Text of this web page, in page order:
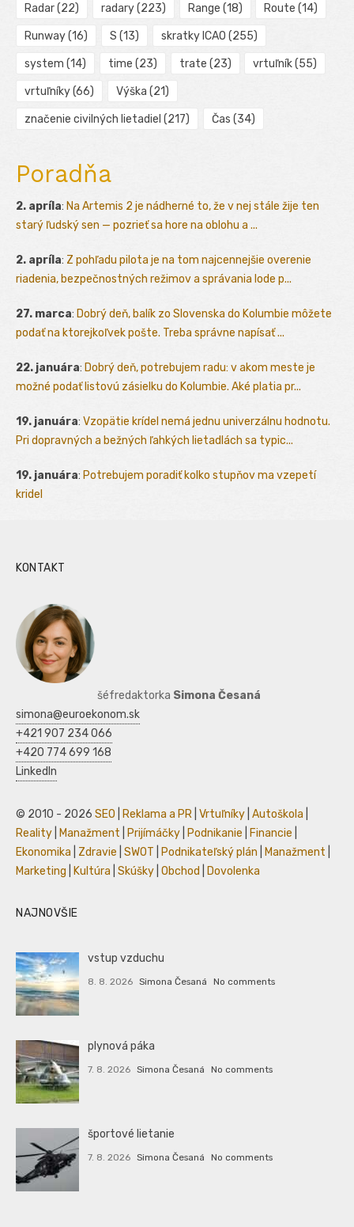
Radar(22) radary(223) Range (18) Route (14)
Runway(16) S (13) skratky ICAO (255)
system (14) time (23) trate (23) vrtuľník(55)
vrtuľníky(66) Výška (21)
značenie civilných lietadiel (217) Čas (34)
Poradňa
2. apríla: Na Artemis 2 je nádherné to, že v nej stále žije ten
starý ľudský sen — pozrieť sa hore na oblohu a ...
2. apríla: Z pohľadu pilota je na tom najcennejšie overenie
riadenia, bezpečnostných režimov a správania lode p...
27. marca: Dobrý deň, balík zo Slovenska do Kolumbie môžete
podať na ktorejkoľvek pošte. Treba správne napísať ...
22. januára: Dobrý deň, potrebujem radu: v akom meste je
možné podať listovú zásielku do Kolumbie. Aké platia pr...
19. januára: Vzopätie krídel nemá jednu univerzálnu hodnotu.
Pri dopravných a bežných ľahkých lietadlách sa typic...
19. januára: Potrebujem poradiť kolko stupňov ma vzepetí
kridel
KONTAKT
šéfredaktorka Simona Česaná
simona@euroekonom.sk
+421 907 234 066
+420 774 699 168
LinkedIn
© 2010 - 2026 SEO Reklama a PR Vrtuľníky Autoškola
Reality
Manažment Prijímáčky Podnikanie Financie
Ekonomika
Zdravie SWOT Podnikateľský plán Manažment
Marketing
Kultúra Skúšky Obchod Dovolenka
NAJNOVŠIE
vstup vzduchu
8. 8. 2026 Simona Česaná No comments
plynová páka
7. 8. 2026 Simona Česaná No comments
športové lietanie
7. 8. 2026 Simona Česaná No comments